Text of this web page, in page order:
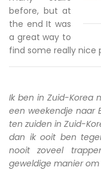
before, but at
the end It was
a great way to
find some really nice
Ik ben in Zuid-Korea
een weekendje naar
ten zuiden in Zuid-
dan ik ooit ben
nooit zoveel
geweldige manier